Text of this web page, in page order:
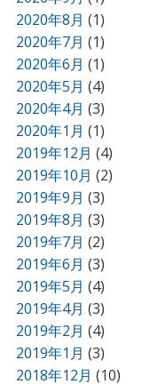
2020年8月 (1)
2020年7月 (1)
2020年6月 (1)
2020年5月 (4)
2020年4月 (3)
2020年1月 (1)
2019年12月 (4)
2019年10月 (2)
2019年9月 (3)
2019年8月 (3)
2019年7月 (2)
2019年6月 (3)
2019年5月 (4)
2019年4月 (3)
2019年2月 (4)
2019年1月 (3)
2018年12月 (10)